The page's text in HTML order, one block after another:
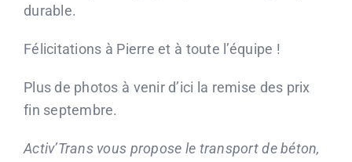
durable.
Félicitations à Pierre et à toute l’équipe !
Plus de photos à venir d’ici la remise des prix
fin septembre.
Activ’Trans vous propose le transport de béton,